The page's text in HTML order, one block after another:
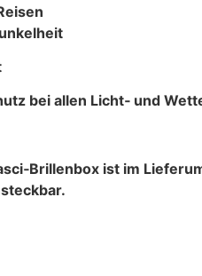
bei allen Licht‑ und
ist im